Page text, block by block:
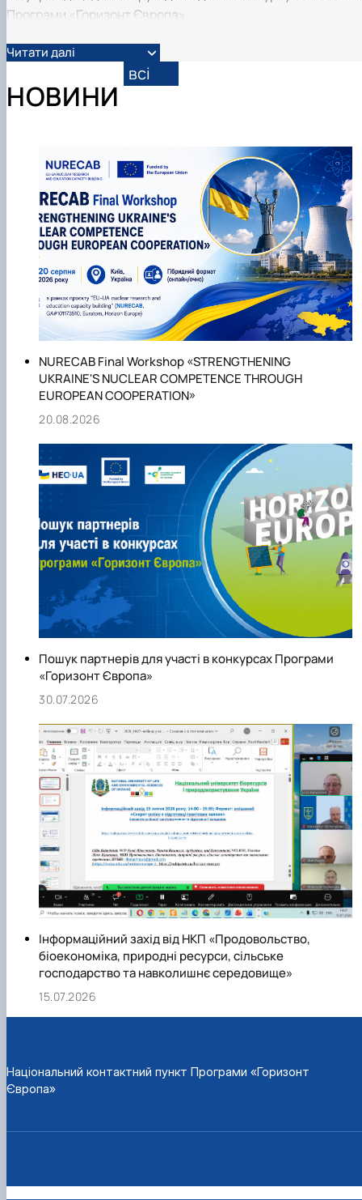
Програми «Горизонт Європа».
питань, які стосуються договірних відносин.
3. Навчання та підтримка в процесі підготовки проєктних
пропозицій.
5. Допомога в пошуку партнерів.
Контактна інформація:
Калачнюк Лілія Григорівна - керівник НКП програми
«Горизонт Європа» за Кластером 6 «Продовольство,
біоекономіка, природні ресурси, сільське господарство та
навколишнє середовище».
lilkalachnyuk@gmail.com
Читати далі
НОВИНИ
всі
NURECAB Final Workshop «STRENGTHENING
UKRAINE'S NUCLEAR COMPETENCE THROUGH
EUROPEAN COOPERATION»
20.08.2026
Пошук партнерів для участі в конкурсах Програми
«Горизонт Європа»
30.07.2026
Інформаційний захід від НКП «Продовольство,
біоекономіка, природні ресурси, сільське
господарство та навколишнє середовище»
15.07.2026
Національний контактний пункт Програми «Горизонт
Європа»